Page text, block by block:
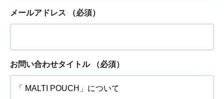
メールアドレス （必須）
お問い合わせタイトル （必須）